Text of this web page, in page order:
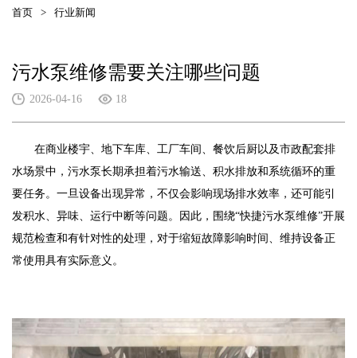
首页 > 行业新闻
污水泵维修需要关注哪些问题
2026-04-16 18
在商业楼宇、地下车库、工厂车间、餐饮后厨以及市政配套排
水场景中，污水泵长期承担着污水输送、积水排放和系统循环的重
要任务。一旦设备出现异常，不仅会影响现场排水效率，还可能引
发积水、异味、运行中断等问题。因此，围绕“快捷污水泵维修”开展
规范检查和有针对性的处理，对于缩短故障影响时间、维持设备正
常使用具有实际意义。